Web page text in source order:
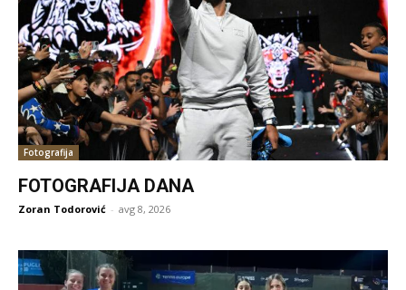
Fotografija
FOTOGRAFIJA DANA
Zoran Todorović - avg 8, 2026